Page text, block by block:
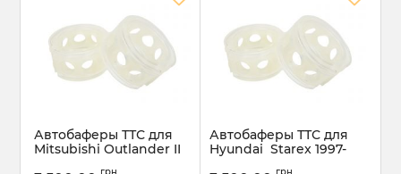
Автобаферы ТТС для
Mitsubishi Outlander II
Автобаферы ТТС для
Hyundai Starex 1997-